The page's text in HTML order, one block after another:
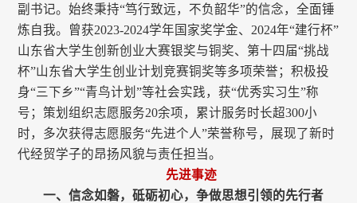
副书记。始终秉持“笃行致远，不负韶华”的信念，全面锤
炼自我。曾获2023-2024学年国家奖学金、2024年“建行杯”
山东省大学生创新创业大赛银奖与铜奖、第十四届“挑战
杯”山东省大学生创业计划竞赛铜奖等多项荣誉；积极投
身“三下乡”“青鸟计划”等社会实践，获“优秀实习生”称
号；策划组织志愿服务20余项，累计服务时长超300小
时，多次获得志愿服务“先进个人”荣誉称号，展现了新时
代经贸学子的昂扬风貌与责任担当。
先进事迹
一、信念如磐，砥砺初心，争做思想引领的先行者